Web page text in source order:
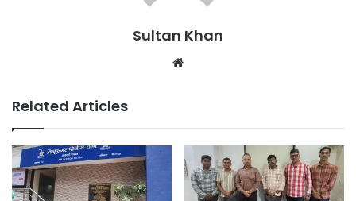
Sultan Khan
Related Articles